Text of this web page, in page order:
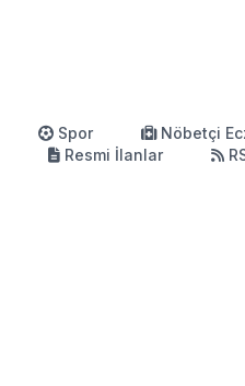
Spor Nöbetçi
Resmi İlanlar